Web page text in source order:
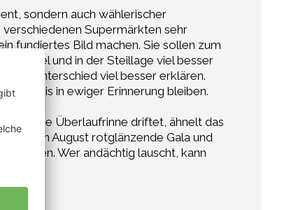
sondern auch wählerischer
Supermärkten sehr
fundiertes Bild machen. Sie sollen zum
Hügel und in der Steillage viel besser
den Unterschied viel besser erklären.
in ewiger Erinnerung bleiben.
in die Überlaufrinne driftet, ähnelt das
mir im August rotglänzende Gala und
Wer andächtig lauscht, kann